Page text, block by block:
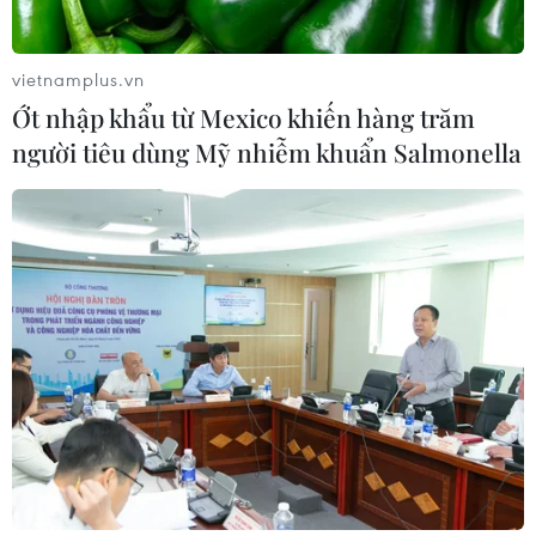
TP Hồ Chí Minh: Dự án mở rộng đường Phạm Văn
Bạch vẫn dang dở sau 20 năm
06/08/2026 06:56
vietnamplus.vn
Ớt nhập khẩu từ Mexico khiến hàng trăm
người tiêu dùng Mỹ nhiễm khuẩn Salmonella